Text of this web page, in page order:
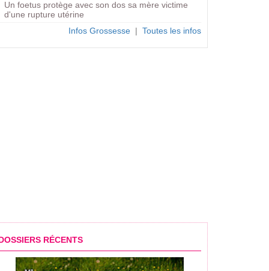
ne pas en prendre
Un foetus protège avec son dos sa mère victime
d'une rupture utérine
Infos Grossesse | Toutes les infos
RÉCENTS